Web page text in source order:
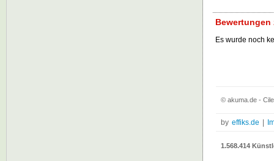
Bewertungen
Es wurde noch
© akuma.de -
by effiks.de
1.568.414